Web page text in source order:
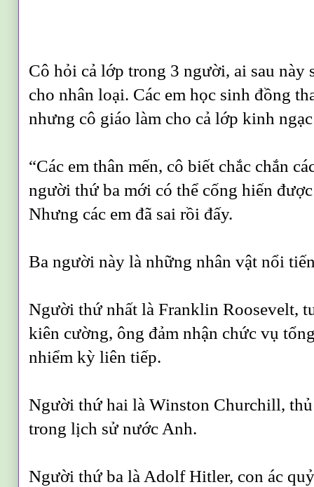
Cô hỏi cả lớp trong 3 người, ai sau này
cho nhân loại. Các em học sinh đồng
nhưng cô giáo làm cho cả lớp kinh
“Các em thân mến, cô biết chắc chắn
người thứ ba mới có thể cống hiến
Nhưng các em đã sai rồi đấy.
Ba người này là những nhân vật nổi
Người thứ nhất là Franklin Roosevelt,
kiên cường, ông đảm nhận chức vụ
nhiểm kỳ liên tiếp.
Người thứ hai là Winston Churchill,
trong lịch sử nước Anh.
Người thứ ba là Adolf Hitler, con ác